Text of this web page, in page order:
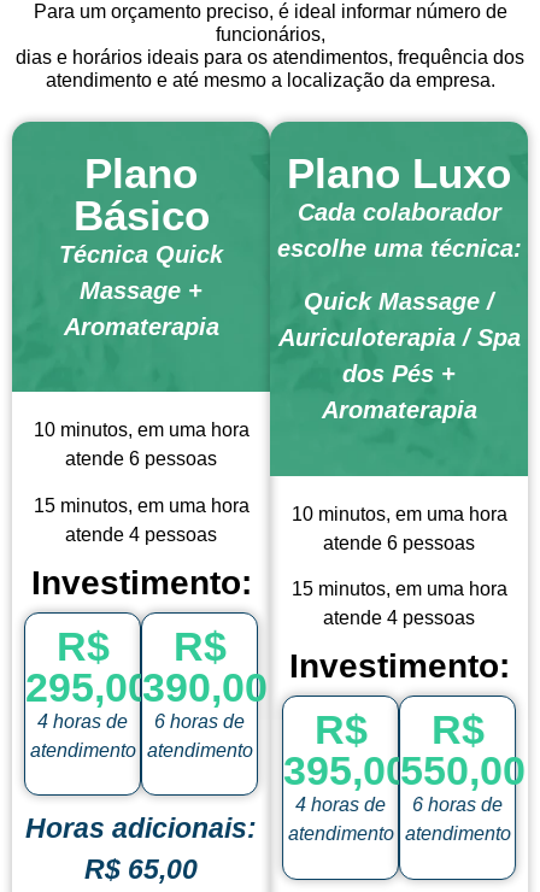
Para um orçamento preciso, é ideal informar número de
funcionários,
dias e horários ideais para os atendimentos, frequência dos
atendimento e até mesmo a localização da empresa.
Plano
Básico
Técnica Quick
Massage +
Aromaterapia
10 minutos, em uma hora
atende 6 pessoas
15 minutos, em uma hora
atende 4 pessoas
Investimento:
R$
295,00
4 horas de
atendimento
R$
390,00
6 horas de
atendimento
Horas adicionais:
R$ 65,00
Plano Luxo
Cada colaborador
escolhe uma técnica:
Quick Massage /
Auriculoterapia / Spa
dos Pés +
Aromaterapia
10 minutos, em uma hora
atende 6 pessoas
15 minutos, em uma hora
atende 4 pessoas
Investimento:
R$
395,00
4 horas de
atendimento
R$
550,00
6 horas de
atendimento